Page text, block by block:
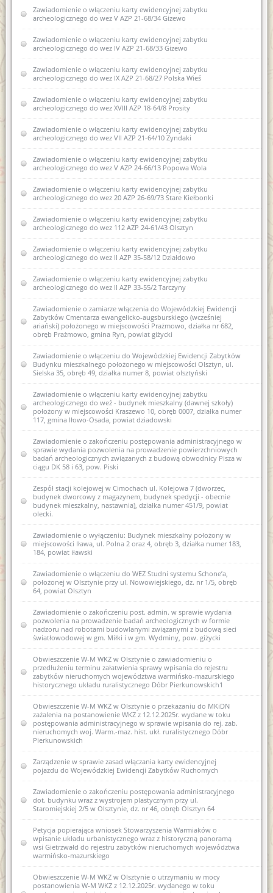
Zawiadomienie o zamiarze włączenia do karty ewidencyjnej
zabytku archeologicznego lądowego do wojewódzkiej
ewidencji zabytków 12AZP 35-59/22 Sarnowo
Zawiadomienie o sporządzeniu nowej karty ewidencyjnej
zabytku archeologicznego III AZP23-62/22 Myki
Zawiadomienie o zamiarze włączenia do karty ewidencyjnej
zabytku archeologicznego lądowego do wojewódzkiej
ewidencji zabytków 10AZP 23-63/48 Rejczuchy Zalesie
Zawiadomienie o włączeniu do wojewódzkiej ewidencji
zabytków nowej karty ewidencyjnej zabytku archeologicznego
lądowego w wojewódzkiej ewidencji zabytków XVI AZP 22-
66/32 Biskupiec
Zawiadomienie o włączeniu karty ewidencyjnej zabytku
archeologicznego lądowego do wojewódzkiej ewidencji
zabytków 12AZP 35-59/22 Sarnowo
Zawiadomienie o zamiarze włączenia karty ewidencyjnej
zabytku archeologicznego lądowego do wojewódzkiej
ewidencji zabytków 22 AZP 26-69/69 Mojtyny
Zawiadomienie o zamiarze włączenia karty ewidencyjnej
zabytku archeologicznego lądowego do wojewódzkiej
ewidencji zabytków 13 AZP 26-68/9 Machary
Zawiadomienie o zamiarze włączenia karty ewidencyjnej
zabytku archeologicznego lądowego do wojewódzkiej
ewidencji zabytków 14 AZP 26-68/10 Machary
Zawiadomienie o sporządzeniu nowej karty ewidencyjnej
zabytku archeologicznego I AZP 26-68/1 Babięta
Zawiadomienie o sporządzeniu nowej karty ewidencyjnej
zabytku archeologicznego i zamiarze włączenia jej do wez I AZP
13-62/1 Wiewiórki
Zawiadomienie o włączeniu do wojewódzkiej ewidencji
zabytków nowej karty ewidencyjnej zabytku archeologicznego
lądowego w wojewódzkiej ewidencji zabytków 13 AZP 26-68/9
Machary
Zawiadomienie o włączeniu do wojewódzkiej ewidencji
zabytków nowej karty ewidencyjnej zabytku archeologicznego
lądowego w wojewódzkiej ewidencji zabytków 14 AZP 26-68/10
Machary
Zawiadomienie o włączeniu do wojewódzkiej ewidencji
zabytków nowej karty ewidencyjnej zabytku archeologicznego
lądowego w wojewódzkiej ewidencji zabytków 14 AZP 26-69/69
Mojtyny
Zawiadomienie o włączeniu do wojewódzkiej ewidencji
zabytków nowej karty ewidencyjnej zabytku archeologicznego
lądowego w wojewódzkiej ewidencji zabytków I AZP 26-68/1
Babięta
Zawiadomienie o włączeniu do wojewódzkiej ewidencji
zabytków nowej karty ewidencyjnej zabytku archeologicznego
lądowego w wojewódzkiej ewidencji zabytków I AZP 13-62/1
Wiewiórki
Zawiadomienie o zamiarze włączenia karty ewidencyjnej
zabytków archeologicznych lądowych do wojewódzkiej
ewidencji zabytków 3 AZP 13-61/10 Piasty Wielkie
Zawiadomienie o zamiarze włączenia karty ewidencyjnej
zabytków archeologicznych lądowych do wojewódzkiej
ewidencji zabytków 7 AZP 19-60/75 Łęgno
Zawiadomienie o zamiarze włączenia karty ewidencyjnej
zabytków archeologicznych lądowych do wojewódzkiej
ewidencji zabytków 28 AZP 19-60/70 Smolajny
Zawiadomienie o włączeniu karty ewidencyjnej zabytku
archeologicznego lądowego do wojewódzkiej ewidencji
zabytków 3 AZP 13-61/10 Piasty Wielkie
Zawiadomienie o włączeniu karty ewidencyjnej zabytku
archeologicznego lądowego do wojewódzkiej ewidencji
zabytków 7 AZP 19-60/75 Łęgno
Zawiadomienie o włączeniu karty ewidencyjnej zabytku
archeologicznego lądowego do wojewódzkiej ewidencji
zabytków 18 AZP 27-66/32 Stare Kiejkuty
Zawiadomienie o sporządzeniu nowej karty ewidencyjnej
zabytku archeologicznego V AZP 25-61/23 Tomaszkowo
Zawiadomienie o zamiarze włączenia karty ewidencyjnej
zabytku archeologicznego do wojewódzkiej ewidencji
Zawiadomienie o włączeniu karty ewidencyjnej zabytku
archeologicznego do wez V AZP 21-68/34 Gizewo
Zawiadomienie o włączeniu karty ewidencyjnej zabytku
archeologicznego do wez IV AZP 21-68/33 Gizewo
Zawiadomienie o włączeniu karty ewidencyjnej zabytku
archeologicznego do wez IX AZP 21-68/27 Polska Wieś
Zawiadomienie o włączeniu karty ewidencyjnej zabytku
archeologicznego do wez XVIII AZP 18-64/8 Prosity
Zawiadomienie o włączeniu karty ewidencyjnej zabytku
archeologicznego do wez VII AZP 21-64/10 Zyndaki
Zawiadomienie o włączeniu karty ewidencyjnej zabytku
archeologicznego do wez V AZP 24-66/13 Popowa Wola
Zawiadomienie o włączeniu karty ewidencyjnej zabytku
archeologicznego do wez 20 AZP 26-69/73 Stare Kiełbonki
Zawiadomienie o włączeniu karty ewidencyjnej zabytku
archeologicznego do wez 112 AZP 24-61/43 Olsztyn
Zawiadomienie o włączeniu karty ewidencyjnej zabytku
archeologicznego do wez II AZP 35-58/12 Działdowo
Zawiadomienie o włączeniu karty ewidencyjnej zabytku
archeologicznego do wez II AZP 33-55/2 Tarczyny
Zawiadomienie o zamiarze włączenia do Wojewódzkiej Ewidencji
Zabytków Cmentarza ewangelicko-augsburskiego (wcześniej
ariański) położonego w miejscowości Prażmowo, działka nr 682,
obręb Prażmowo, gmina Ryn, powiat giżycki
Zawiadomienie o włączeniu do Wojewódzkiej Ewidencji Zabytków
Budynku mieszkalnego położonego w miejscowości Olsztyn, ul.
Sielska 35, obręb 49, działka numer 8, powiat olsztyński
Zawiadomienie o włączeniu karty ewidencyjnej zabytku
archeologicznego do weź - budynek mieszkalny (dawnej szkoły)
położony w miejscowości Kraszewo 10, obręb 0007, działka numer
117, gmina Iłowo-Osada, powiat dziadowski
Zawiadomienie o zakończeniu postępowania administracyjnego w
sprawie wydania pozwolenia na prowadzenie powierzchniowych
badań archeologicznych związanych z budową obwodnicy Pisza w
ciągu DK 58 i 63, pow. Piski
Zespół stacji kolejowej w Cimochach ul. Kolejowa 7 (dworzec,
budynek dworcowy z magazynem, budynek spedycji - obecnie
budynek mieszkalny, nastawnia), działka numer 451/9, powiat
olecki.
Zawiadomienie o wyłączeniu: Budynek mieszkalny położony w
miejscowości Iława, ul. Polna 2 oraz 4, obręb 3, działka numer 183,
184, powiat iławski
Zawiadomienie o włączeniu do WEZ Studni systemu Schone’a,
położonej w Olsztynie przy ul. Nowowiejskiego, dz. nr 1/5, obręb
64, powiat Olsztyn
Zawiadomienie o zakończeniu post. admin. w sprawie wydania
pozwolenia na prowadzenie badań archeologicznych w formie
nadzoru nad robotami budowlanymi związanymi z budową sieci
światłowodowej w gm. Miłki i w gm. Wydminy, pow. giżycki
Obwieszczenie W-M WKZ w Olsztynie o zawiadomieniu o
przedłużeniu terminu załatwienia sprawy wpisania do rejestru
zabytków nieruchomych województwa warmińsko-mazurskiego
historycznego układu ruralistycznego Dóbr Pierkunowskich1
Obwieszczenie W-M WKZ w Olsztynie o przekazaniu do MKiDN
zażalenia na postanowienie WKZ z 12.12.2025r. wydane w toku
postępowania administracyjnego w sprawie wpisania do rej. zab.
nieruchomych woj. Warm.-maz. hist. ukł. ruralistycznego Dóbr
Pierkunowskich
Zarządzenie w sprawie zasad włączania karty ewidencyjnej
pojazdu do Wojewódzkiej Ewidencji Zabytków Ruchomych
Zawiadomienie o zakończeniu postępowania administracyjnego
dot. budynku wraz z wystrojem plastycznym przy ul.
Staromiejskiej 2/5 w Olsztynie, dz. nr 46, obręb Olsztyn 64
Petycja popierająca wniosek Stowarzyszenia Warmiaków o
wpisanie układu urbanistycznego wraz z historyczną panoramą
wsi Gietrzwałd do rejestru zabytków nieruchomych województwa
warmińsko-mazurskiego
Obwieszczenie W-M WKZ w Olsztynie o utrzymaniu w mocy
postanowienia W-M WKZ z 12.12.2025r. wydanego w toku